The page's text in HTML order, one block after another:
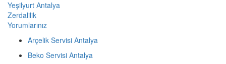
Yeşilyurt Antalya
Zerdalilik
Yorumlarınız
Arçelik Servisi Antalya
Beko Servisi Antalya